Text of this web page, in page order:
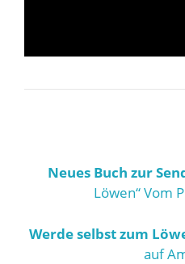
Neues Buch zur
Löwen“ Vom
Werde selbst zum
auf